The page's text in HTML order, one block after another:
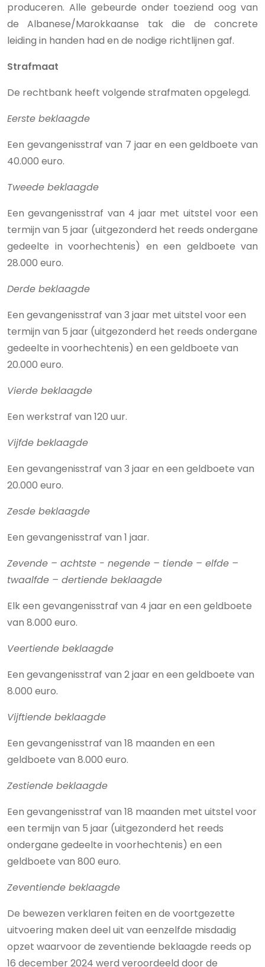
produceren. Alle gebeurde onder toeziend oog van
de Albanese/Marokkaanse tak die de concrete
leiding in handen had en de nodige richtlijnen gaf.
Strafmaat
De rechtbank heeft volgende strafmaten opgelegd.
Eerste beklaagde
Een gevangenisstraf van 7 jaar en een geldboete van
40.000 euro.
Tweede beklaagde
Een gevangenisstraf van 4 jaar met uitstel voor een
termijn van 5 jaar (uitgezonderd het reeds ondergane
gedeelte in voorhechtenis) en een geldboete van
28.000 euro.
Derde beklaagde
Een gevangenisstraf van 3 jaar met uitstel voor een
termijn van 5 jaar (uitgezonderd het reeds ondergane
gedeelte in voorhechtenis) en een geldboete van
20.000 euro.
Vierde beklaagde
Een werkstraf van 120 uur.
Vijfde beklaagde
Een gevangenisstraf van 3 jaar en een geldboete van
20.000 euro.
Zesde beklaagde
Een gevangenisstraf van 1 jaar.
Zevende – achtste - negende – tiende – elfde –
twaalfde – dertiende beklaagde
Elk een gevangenisstraf van 4 jaar en een geldboete
van 8.000 euro.
Veertiende beklaagde
Een gevangenisstraf van 2 jaar en een geldboete van
8.000 euro.
Vijftiende beklaagde
Een gevangenisstraf van 18 maanden en een
geldboete van 8.000 euro.
Zestiende beklaagde
Een gevangenisstraf van 18 maanden met uitstel voor
een termijn van 5 jaar (uitgezonderd het reeds
ondergane gedeelte in voorhechtenis) en een
geldboete van 800 euro.
Zeventiende beklaagde
De bewezen verklaren feiten en de voortgezette
uitvoering maken deel uit van eenzelfde misdadig
opzet waarvoor de zeventiende beklaagde reeds op
16 december 2024 werd veroordeeld door de